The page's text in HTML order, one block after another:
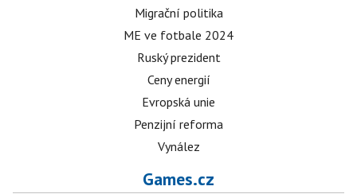
Migrační politika
ME ve fotbale 2024
Ruský prezident
Ceny energií
Evropská unie
Penzijní reforma
Vynález
Games.cz